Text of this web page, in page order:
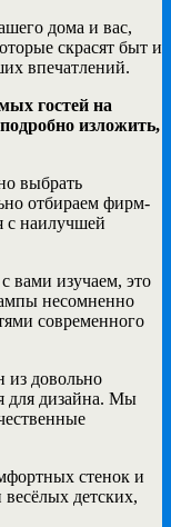
дома и вас,
скрасят быт и
впечатлений.
гостей на
изложить,
выбрать
отбираем фирм-
с наилучшей
вами изучаем, это
несомненно
современного
из довольно
для дизайна. Мы
стенок и
детских,